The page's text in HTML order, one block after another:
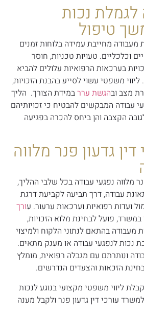
נכות
טיפול
מחייבת עמידה בלוחות זמנים
וכלכליים. טעויות טכניות, חוסר
בערכאות הרפואיות עלולים להביא
משפטי עשוי לסייע בהבנת הזכויות,
מצב ובהגשת עררבמידת הצורך. הליך
עבודה המבקשים להבטיח כי זכויותיהם
הקצבה והן ביחס להכרה בפגיעה
גדעון פנר מלווה
מלווה נפגעי עבודה בכל שלבי ההליך,
עבודה, דרך תביעה לקביעת דרגת
ועדות רפואיות וערכאות ערעור. עורך
במשרד, פועל לבחינת מלוא הזכויות,
מעבודה בהתאם לנתוני הלקוח ולמיצוי
נכות לנפגעי עבודה או מענק מתאים.
ונותרתם עם מגבלה רפואית, מומלץ
הזכאות והצעדים הנדרשים.
ליווי משפטי מקצועי בנוגע לנכות
עורכי דין גדעון פנר ולקבל מענה